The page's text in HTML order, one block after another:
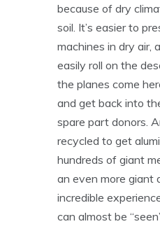
because of dry
soil. It’s easier to
machines in dry air,
easily roll on the
the planes come
and get back into
spare part donors.
recycled to get
hundreds of giant
an even more giant
incredible
can almost be